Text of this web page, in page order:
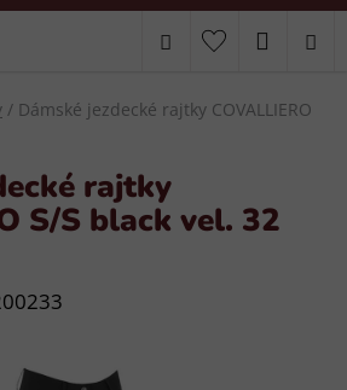
Hledat
KOŠÍK
/ Dámské jezdecké rajtky COVALLIERO
rajtky
S/S black vel. 32